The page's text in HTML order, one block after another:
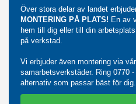
Över stora delar av landet
MONTERING PÅ PLATS! En av
hem till dig eller till din
på verkstad.
Vi erbjuder även montering via
samarbetsverkstäder. Ring 0770 -
alternativ som passar bäst för dig.